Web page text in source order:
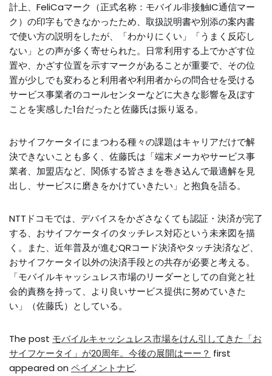
計上、FeliCaマーク（正式名称：モバイル非接触IC通信マー
ク）の印字もできなかったため、取扱説明書や別添の案内書
で使い方の説明をしたが、「わかりにくい」「うまく反応し
ない」との声が多く寄せられた。日常利用する上でかざす位
置や、かざす位置を示すマークがあることが重要で、その位
置が少しでも変わると利用者や利用者からの問合せを受ける
サービス事業者のコールセンターなどに大きな影響を及ぼす
ことを実感した1台だったと佐藤氏は振り返る。
おサイフケータイにまつわる種々の課題はキャリアだけで解
決できないことも多く、佐藤氏は「端末メーカやサービス事
業者、加盟店など、関係する皆さまを巻き込んで最適解を見
出し、サービスに磨きをかけていきたい」と抱負を語る。
NTTドコモでは、デバイスをかざさなくても認証・決済が完了
する、おサイフケータイのタッチレス対応という未来図を描
く。また、近年普及が進むQRコード決済やタッチ決済など、
おサイフケータイ以外の決済手段との共存が必要と考える。
「モバイルキャッシュレス市場のリーダーとしての自覚と社
会的責務を持って、より良いサービス提供に努めていきた
い」（佐藤氏）としている。
The post モバイルキャッシュレス市場をけん引してきた「お
サイフケータイ」が20周年。今後の展開はーー？ first
appeared on ペイメントナビ.